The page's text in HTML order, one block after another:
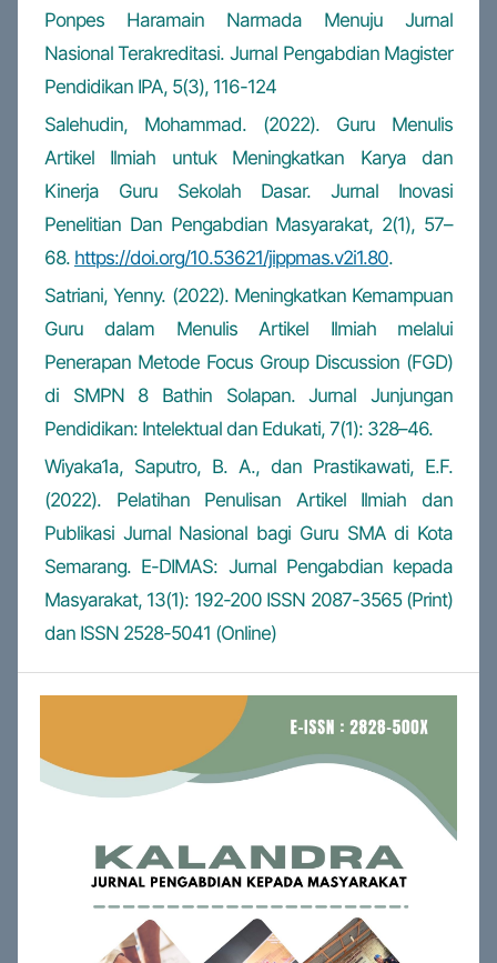
Ponpes Haramain Narmada Menuju Jurnal
Nasional Terakreditasi. Jurnal Pengabdian Magister
Pendidikan IPA, 5(3), 116-124
Salehudin, Mohammad. (2022). Guru Menulis
Artikel Ilmiah untuk Meningkatkan Karya dan
Kinerja Guru Sekolah Dasar. Jurnal Inovasi
Penelitian Dan Pengabdian Masyarakat, 2(1), 57–
68. https://doi.org/10.53621/jippmas.v2i1.80.
Satriani, Yenny. (2022). Meningkatkan Kemampuan
Guru dalam Menulis Artikel Ilmiah melalui
Penerapan Metode Focus Group Discussion (FGD)
di SMPN 8 Bathin Solapan. Jurnal Junjungan
Pendidikan: Intelektual dan Edukati, 7(1): 328–46.
Wiyaka1a, Saputro, B. A., dan Prastikawati, E.F.
(2022). Pelatihan Penulisan Artikel Ilmiah dan
Publikasi Jurnal Nasional bagi Guru SMA di Kota
Semarang. E-DIMAS: Jurnal Pengabdian kepada
Masyarakat, 13(1): 192-200 ISSN 2087-3565 (Print)
dan ISSN 2528-5041 (Online)